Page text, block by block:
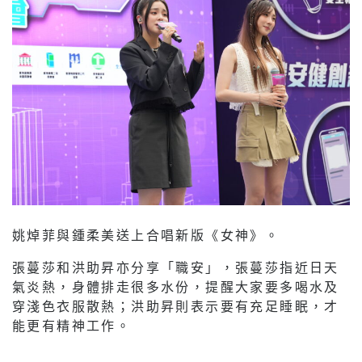
姚焯菲與鍾柔美送上合唱新版《女神》。
張蔓莎和洪助昇亦分享「職安」，張蔓莎指近日天
氣炎熱，身體排走很多水份，提醒大家要多喝水及
穿淺色衣服散熱；洪助昇則表示要有充足睡眠，才
能更有精神工作。